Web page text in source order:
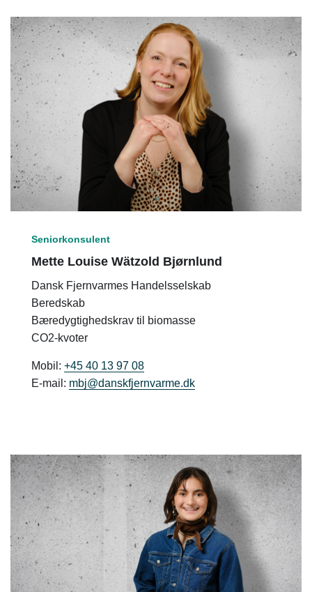
Seniorkonsulent
Mette Louise Wätzold Bjørnlund
Dansk Fjernvarmes Handelsselskab
Beredskab
Bæredygtighedskrav til biomasse
CO2-kvoter
Mobil: +45 40 13 97 08
E-mail: mbj@danskfjernvarme.dk